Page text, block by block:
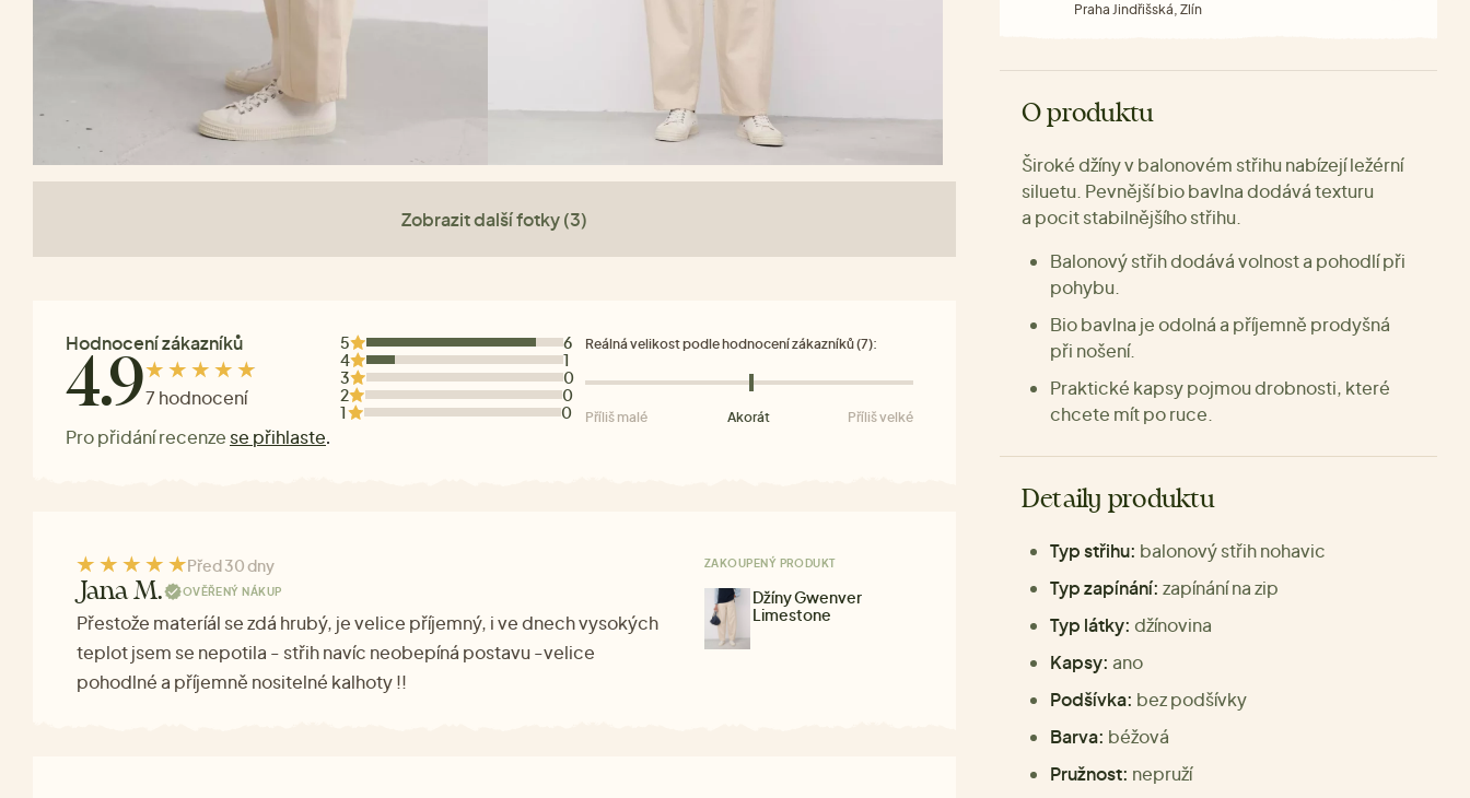
Zobrazit další fotky (3)
Hodnocení zákazníků
4.97 hodnocení
Pro přidání recenze se přihlaste.
5
6
4
1
3
0
2
0
1
0
Reálná velikost podle hodnocení zákazníků (7):
Příliš malé Akorát Příliš velké
Před 30 dny
Jana M. OVĚŘENÝ NÁKUP
Přestože materíál se zdá hrubý, je velice příjemný, i ve dnech vysokých
teplot jsem se nepotila - střih navíc neobepíná postavu -velice
pohodlné a příjemně nositelné kalhoty !!
ZAKOUPENÝ PRODUKT
Džíny Gwenver
Limestone
Praha Jindřišská, Zlín
O produktu
Široké džíny v balonovém střihu nabízejí ležérní
siluetu. Pevnější bio bavlna dodává texturu
a pocit stabilnějšího střihu.
Balonový střih dodává volnost a pohodlí při
pohybu.
Bio bavlna je odolná a příjemně prodyšná
při nošení.
Praktické kapsy pojmou drobnosti, které
chcete mít po ruce.
Detaily produktu
Typ střihu: balonový střih nohavic
Typ zapínání: zapínání na zip
Typ látky: džínovina
Kapsy: ano
Podšívka: bez podšívky
Barva: béžová
Pružnost: nepruží